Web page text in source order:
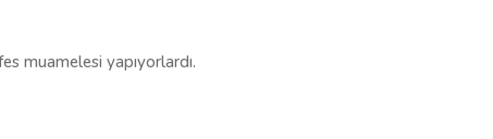
muamelesi yapıyorlardı.